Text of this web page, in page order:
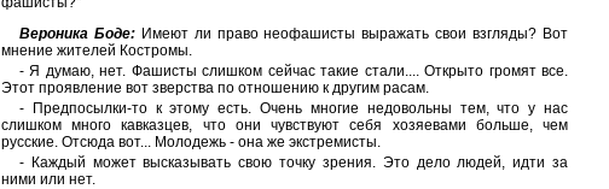
Вероника Боде:Имеют ли право неофашисты выражать свои взгляды? Вот
мнение жителей Костромы.
- Я думаю, нет. Фашисты слишком сейчас такие стали.... Открыто громят все.
Этот проявление вот зверства по отношению к другим расам.
- Предпосылки-то к этому есть. Очень многие недовольны тем, что у нас
слишком много кавказцев, что они чувствуют себя хозяевами больше, чем
русские. Отсюда вот... Молодежь - она же экстремисты.
- Каждый может высказывать свою точку зрения. Это дело людей, идти за
ними или нет.